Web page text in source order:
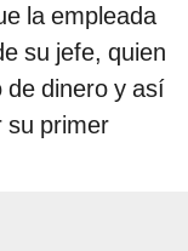
la empleada
su jefe, quien
de dinero y así
su primer